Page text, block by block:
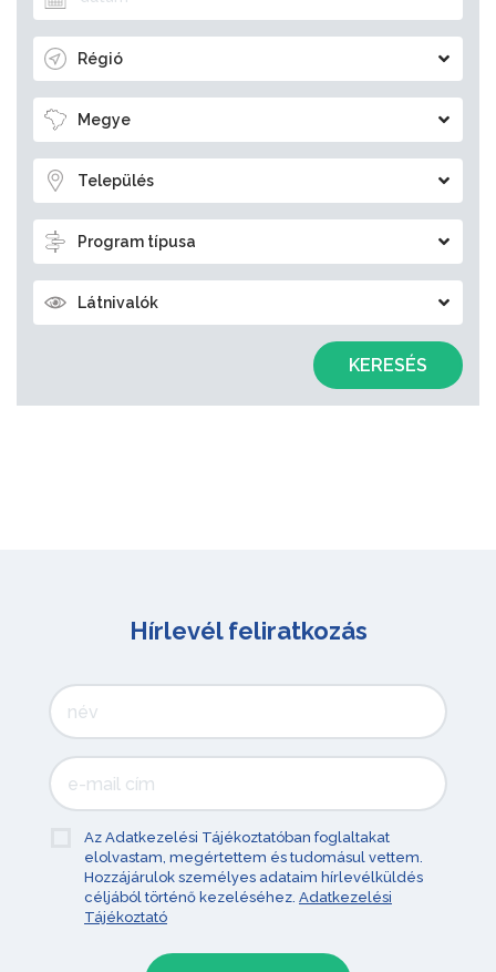
Régió
Megye
Település
Program típusa
Látnivalók
KERESÉS
Hírlevél feliratkozás
Az Adatkezelési Tájékoztatóban foglaltakat
elolvastam, megértettem és tudomásul vettem.
Hozzájárulok személyes adataim hírlevélküldés
céljából történő kezeléséhez. Adatkezelési
Tájékoztató